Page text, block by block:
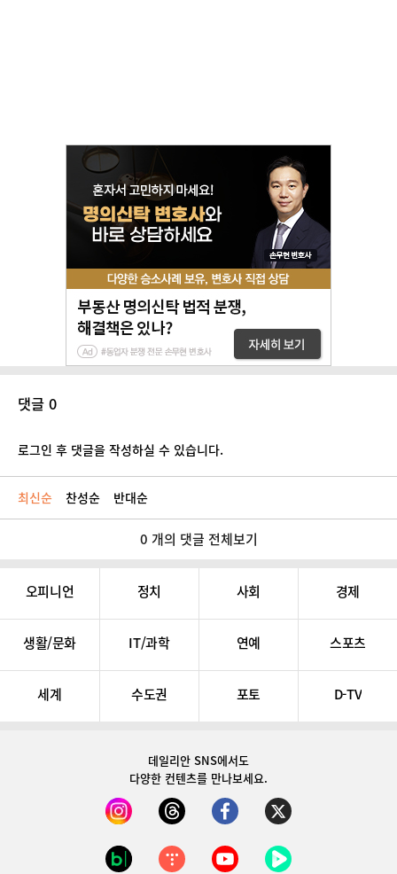
댓글 0
로그인 후 댓글을 작성하실 수 있습니다.
최신순 찬성순 반대순
0 개의 댓글 전체보기
오피니언 정치 사회 경제
생활/문화 IT/과학 연예 스포츠
세계 수도권 포토 D-TV
데일리안 SNS에서도
다양한 컨텐츠를 만나보세요.